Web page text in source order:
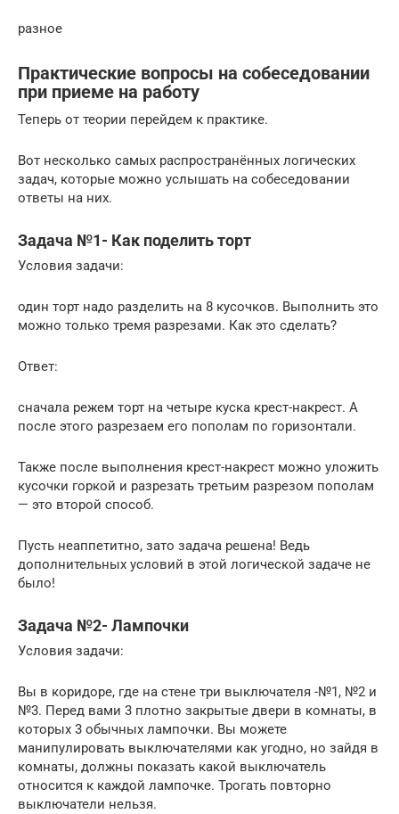
разное
Практические вопросы на собеседовании
при приеме на работу
Теперь от теории перейдем к практике.
Вот несколько самых распространённых логических
задач, которые можно услышать на собеседовании
ответы на них.
Задача №1- Как поделить торт
Условия задачи:
один торт надо разделить на 8 кусочков. Выполнить это
можно только тремя разрезами. Как это сделать?
Ответ:
сначала режем торт на четыре куска крест-накрест. А
после этого разрезаем его пополам по горизонтали.
Также после выполнения крест-накрест можно уложить
кусочки горкой и разрезать третьим разрезом пополам
— это второй способ.
Пусть неаппетитно, зато задача решена! Ведь
дополнительных условий в этой логической задаче не
было!
Задача №2- Лампочки
Условия задачи:
Вы в коридоре, где на стене три выключателя -№1, №2 и
№3. Перед вами 3 плотно закрытые двери в комнаты, в
которых 3 обычных лампочки. Вы можете
манипулировать выключателями как угодно, но зайдя в
комнаты, должны показать какой выключатель
относится к каждой лампочке. Трогать повторно
выключатели нельзя.